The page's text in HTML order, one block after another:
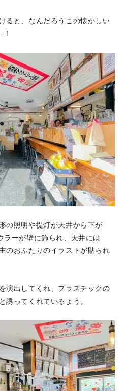
ると、なんだろうこの懐かしい
の照明や提灯が天井から下が
ラーが壁に飾られ、天井には
のおふたりのイラストが貼られ
演出してくれ、プラスチックの
誘ってくれているよう。